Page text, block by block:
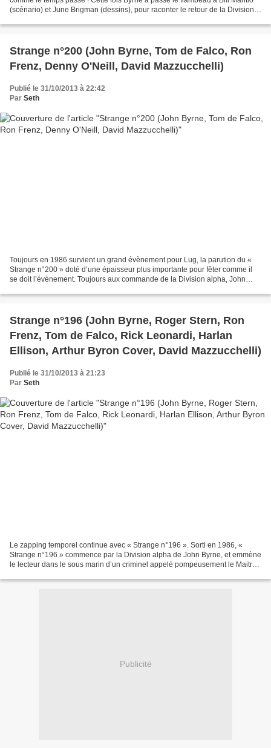
(scénario) et June Brigman (dessins), pour raconter le retour de la Division
Strange n°200 (John Byrne, Tom de Falco, Ron
Frenz, Denny O'Neill, David Mazzucchelli)
Publié le 31/10/2013 à 22:42
Par Seth
Toujours en 1986 survient un grand évènement pour Lug, la parution du «
Strange n°200 » doté d’une épaisseur plus importante pour fêter comme il
se doit l’évènement. Toujours aux commande de la Division alpha, John
Strange n°196 (John Byrne, Roger Stern, Ron
Frenz, Tom de Falco, Rick Leonardi, Harlan
Ellison, Arthur Byron Cover, David Mazzucchelli)
Publié le 31/10/2013 à 21:23
Par Seth
Le zapping temporel continue avec « Strange n°196 ». Sorti en 1986, «
Strange n°196 » commence par la Division alpha de John Byrne, et emmène
le lecteur dans le sous marin d’un criminel appelé pompeusement le Maitre
Publicité